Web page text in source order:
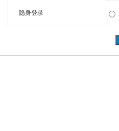
隐身登录